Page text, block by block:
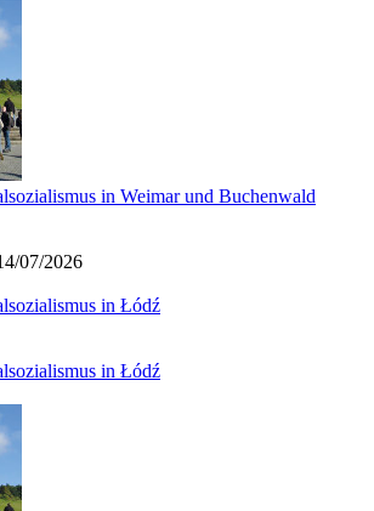
in Weimar und Buchenwald
07/2026
in Łódź
in Łódź